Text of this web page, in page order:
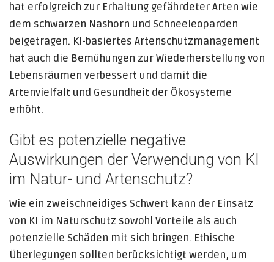
hat erfolgreich zur Erhaltung gefährdeter Arten wie
dem schwarzen Nashorn und Schneeleoparden
beigetragen. KI-basiertes Artenschutzmanagement
hat auch die Bemühungen zur Wiederherstellung von
Lebensräumen verbessert und damit die
Artenvielfalt und Gesundheit der Ökosysteme
erhöht.
Gibt es potenzielle negative
Auswirkungen der Verwendung von KI
im Natur- und Artenschutz?
Wie ein zweischneidiges Schwert kann der Einsatz
von KI im Naturschutz sowohl Vorteile als auch
potenzielle Schäden mit sich bringen. Ethische
Überlegungen sollten berücksichtigt werden, um